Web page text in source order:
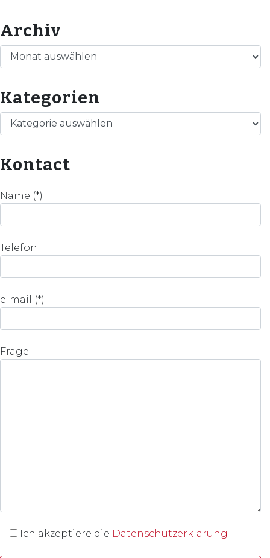
Archiv
Archiv
Kategorien
Kategorien
Kontact
Name (*)
Telefon
e-mail (*)
Frage
Ich akzeptiere die Datenschutzerklärung